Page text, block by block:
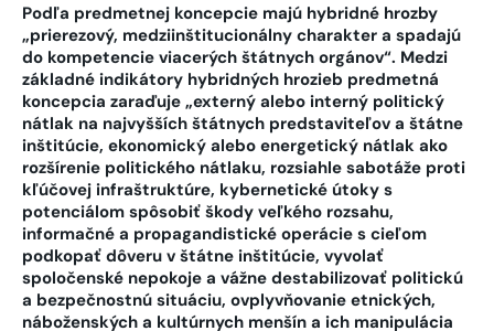
Podľa predmetnej koncepcie majú hybridné hrozby
„prierezový, medziinštitucionálny charakter a spadajú
do kompetencie viacerých štátnych orgánov“. Medzi
základné indikátory hybridných hrozieb predmetná
koncepcia zaraďuje „externý alebo interný politický
nátlak na najvyšších štátnych predstaviteľov a štátne
inštitúcie, ekonomický alebo energetický nátlak ako
rozšírenie politického nátlaku, rozsiahle sabotáže proti
kľúčovej infraštruktúre, kybernetické útoky s
potenciálom spôsobiť škody veľkého rozsahu,
informačné a propagandistické operácie s cieľom
podkopať dôveru v štátne inštitúcie, vyvolať
spoločenské nepokoje a vážne destabilizovať politickú
a bezpečnostnú situáciu, ovplyvňovanie etnických,
náboženských a kultúrnych menšín a ich manipulácia